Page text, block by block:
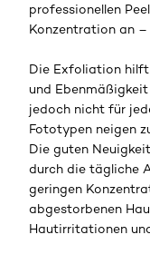
professionellen
Konzentration an
Die Exfoliation
und
jedoch nicht für
Fototypen neigen
Die guten
durch die tägliche
geringen
abgestorbenen
Hautirritationen